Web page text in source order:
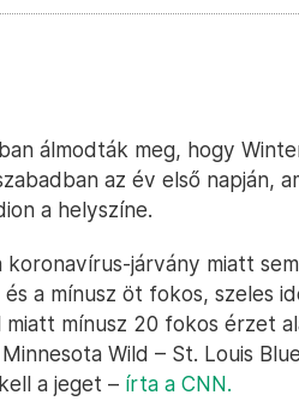
álmodták meg, hogy
az év első napján,
a helyszíne.
járvány miatt sem
a mínusz öt fokos, szeles
mínusz 20 fokos érzet
Wild – St. Louis
a jeget – írta a CNN.